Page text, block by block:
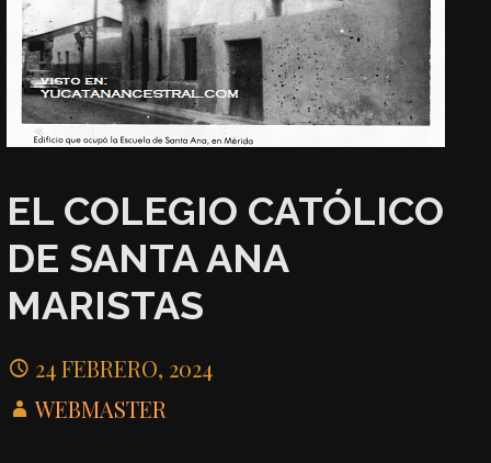
EL COLEGIO CATÓLICO
DE SANTA ANA
MARISTAS
24 FEBRERO, 2024
WEBMASTER